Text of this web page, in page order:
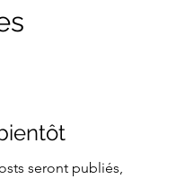
seront publiés,